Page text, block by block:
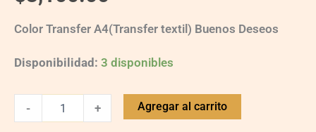
Color Transfer A4(Transfer textil) Buenos Deseos
Disponibilidad: 3 disponibles
- + Agregar al carrito